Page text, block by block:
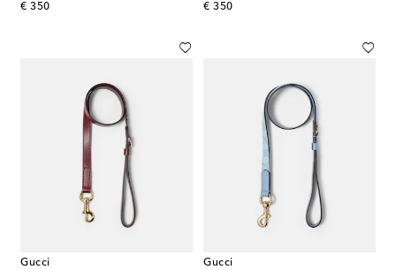
€ 350
original price
€ 350
original price
Gucci
Gucci